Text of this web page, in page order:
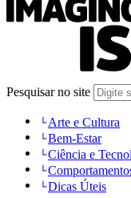
Pesquisar no site
Arte e Cultura
Bem-Estar
Ciência e
Dicas Úteis